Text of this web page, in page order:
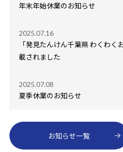
年末年始休業のお知らせ
2025.07.16
「発見たんけん千葉県 わくわく
載されました
2025.07.08
夏季休業のお知らせ
お知らせ一覧